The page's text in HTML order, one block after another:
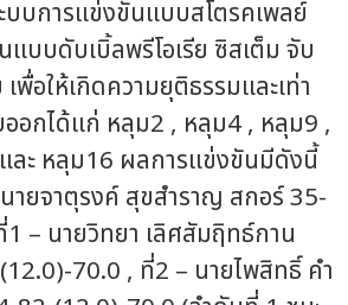
การแข่งขันแบบสโตรคเพลย์
บบดับเบิ้ลพรีโอเรีย ซิสเต็ม จับ
พื่อให้เกิดความยุติธรรมและเท่า
อกได้แก่ หลุม2 , หลุม4 , หลุม9 ,
ละ หลุม16 ผลการแข่งขันมีดังนี้
ายจาตุรงค์ สุขสำราญ สกอร์ 35-
– นายวิทยา เลิศสัมฤิทธ์กาน
70.0 , ที่2 – นายไพสิทธิ์ คำ